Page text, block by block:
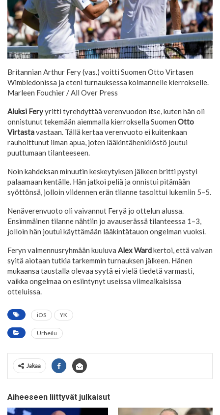
Britannian Arthur Fery (vas.) voitti Suomen Otto Virtasen
Wimbledonissa ja eteni turnauksessa kolmannelle kierrokselle.
Marleen Fouchier / All Over Press
Aluksi Feryyritti tyrehdyttää verenvuodon itse, kuten hän oli
onnistunut tekemään aiemmalla kierroksella Suomen Otto
Virtastavastaan. Tällä kertaa verenvuoto ei kuitenkaan
rauhoittunut ilman apua, joten lääkintähenkilöstö joutui
puuttumaan tilanteeseen.
Noin kahdeksan minuutin keskeytyksen jälkeen britti pystyi
palaamaan kentälle. Hän jatkoi peliä ja onnistui pitämään
syöttönsä, jolloin viidennen erän tilanne tasoittui lukemiin 5–5.
Nenäverenvuoto oli vaivannut Feryä jo ottelun alussa.
Ensimmäinen tilanne nähtiin jo avauserässä tilanteessa 1–3,
jolloin hän joutui käyttämään lääkintätauon ongelman vuoksi.
Feryn valmennusryhmään kuuluva Alex Wardkertoi, että vaivan
syitä aiotaan tutkia tarkemmin turnauksen jälkeen. Hänen
mukaansa taustalla olevaa syytä ei vielä tiedetä varmasti,
vaikka ongelmaa on esiintynyt useissa viimeaikaisissa
otteluissa.
iOS YK
Urheilu
Jakaa
Aiheeseen liittyvät julkaisut